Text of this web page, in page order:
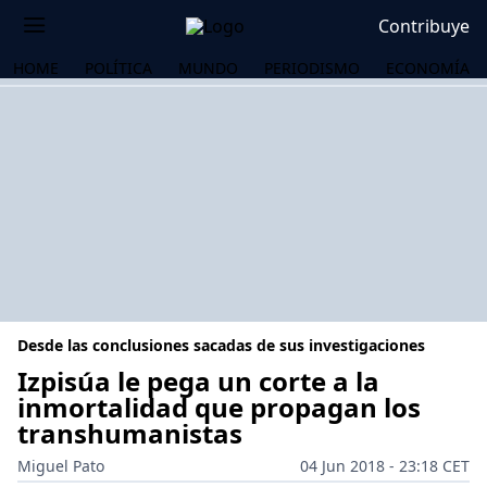
Contribuye
HOME POLÍTICA MUNDO PERIODISMO ECONOMÍA
Desde las conclusiones sacadas de sus investigaciones
Izpisúa le pega un corte a la
inmortalidad que propagan los
transhumanistas
Miguel Pato
04 Jun 2018 - 23:18 CET